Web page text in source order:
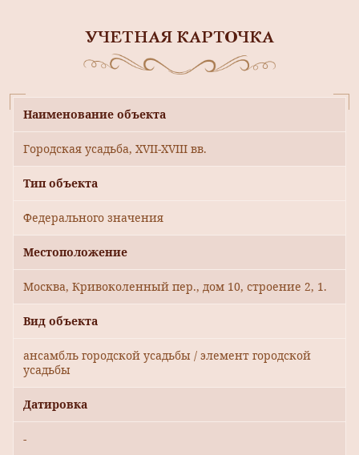
УЧЕТНАЯ КАРТОЧКА
Наименование объекта
Городская усадьба, XVII-XVIII вв.
Тип объекта
Федерального значения
Местоположение
Москва, Кривоколенный пер., дом 10, строение 2, 1.
Вид объекта
ансамбль городской усадьбы / элемент городской
усадьбы
Датировка
-